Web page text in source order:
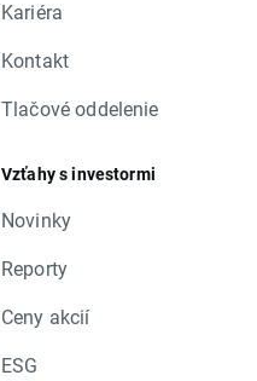
Kariéra
Kontakt
Tlačové oddelenie
Vzťahy s investormi
Novinky
Reporty
Ceny akcií
ESG